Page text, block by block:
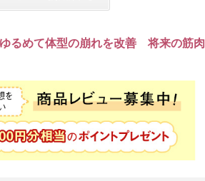
るめて体型の崩れを改善 将来の筋肉